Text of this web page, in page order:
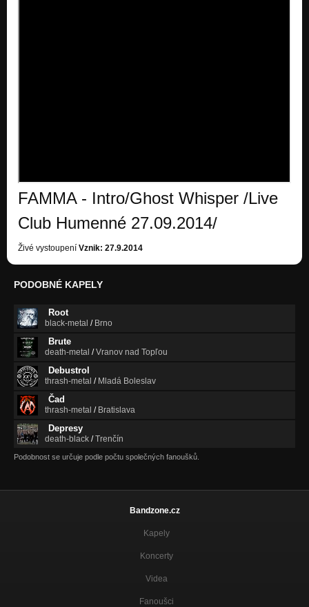
FAMMA - Intro/Ghost Whisper /Live
Club Humenné 27.09.2014/
Živé vystoupení Vznik: 27.9.2014
PODOBNÉ KAPELY
Root
black-metal / Brno
Brute
death-metal /Vranov nad Topľou
Debustrol
thrash-metal / Mladá Boleslav
Čad
thrash-metal / Bratislava
Depresy
death-black /Trenčín
Podobnost se určuje podle počtu společných fanoušků.
Bandzone.cz
Kapely
Koncerty
Videa
Fanoušci